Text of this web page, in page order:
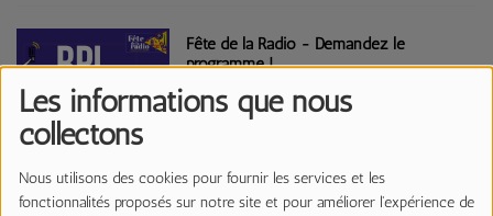
Les informations que nous
collectons
Nous utilisons des cookies pour fournir les services et les
fonctionnalités proposés sur notre site et pour améliorer l'expérience de
Fête de la Radio - Demandez le
programme !
Fête de la Radio - du 31 mai au 6 Juin